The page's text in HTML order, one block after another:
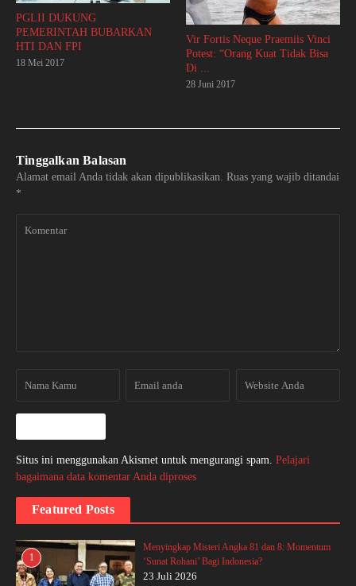
PGLII DUKUNG
PEMERINTAH BUBARKAN
HTI DAN FPI
18 Mei 2017
Vir Fortis Neque Praemiis Vinci
Potest: “Orang Kuat Tidak Bisa
Di ...
28 Juni 2017
Tinggalkan Balasan
Alamat email Anda tidak akan dipublikasikan. Ruas yang wajib ditandai
*
Situs ini menggunakan Akismet untuk mengurangi spam. Pelajari
bagaimana data komentar Anda diproses
Featured Posts
1
Menyingkap Misteri Angka 81 dan 8: Momentum
‘Sunat Rohani’ Bagi Indonesia?
23 Juli 2026